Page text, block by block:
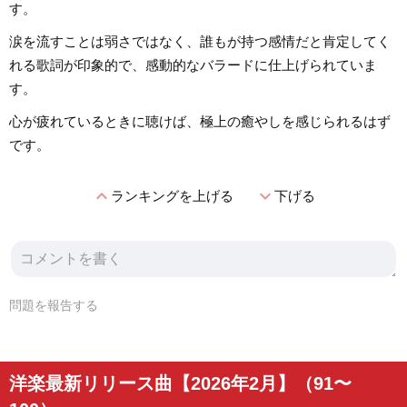
す。
涙を流すことは弱さではなく、誰もが持つ感情だと肯定してく
れる歌詞が印象的で、感動的なバラードに仕上げられていま
す。
心が疲れているときに聴けば、極上の癒やしを感じられるはず
です。
expand_lessランキングを上げる expand_more下げる
問題を報告する
洋楽最新リリース曲【2026年2月】（91〜